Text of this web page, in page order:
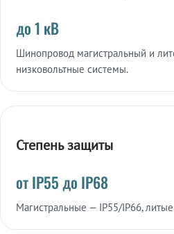
до 1 кВ
Шинопровод магистральный и
низковольтные системы.
Степень защиты
от IP55 до IP68
Магистральные — IP55/IP66,